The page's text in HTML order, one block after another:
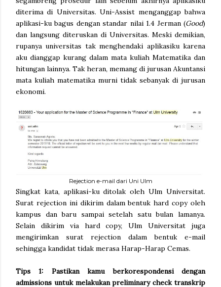
diterima di Universitas. Uni-Assist menganggap bahwa
aplikasi-ku bagus dengan standar nilai 1.4 Jerman (Good)
dan langsung diteruskan di Universitas. Meski demikian,
rupanya universitas tak menghendaki aplikasiku karena
aku dianggap kurang dalam mata kuliah Matematika dan
hitungan lainnya. Tak heran, memang di jurusan Akuntansi
mata kuliah matematika murni tidak sebanyak di jurusan
ekonomi.
Rejection e-mail dari Uni Ulm
Singkat kata, aplikasi-ku ditolak oleh Ulm Universitat.
Surat rejection ini dikirim dalam bentuk hard copy oleh
kampus dan baru sampai setelah satu bulan lamanya.
Selain dikirim via hard copy, Ulm Universitat juga
mengirimkan surat rejection dalam bentuk e-mail
sehingga kandidat tidak merasa Harap-Harap Cemas.
Tips 1: Pastikan kamu berkorespondensi dengan
admissions untuk melakukan preliminary check transkrip